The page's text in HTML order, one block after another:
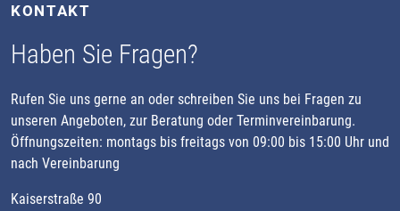
KONTAKT
Haben Sie Fragen?
Rufen Sie uns gerne an oder schreiben Sie uns bei Fragen zu
unseren Angeboten, zur Beratung oder Terminvereinbarung.
Öffnungszeiten: montags bis freitags von 09:00 bis 15:00 Uhr und
nach Vereinbarung
Kaiserstraße 90